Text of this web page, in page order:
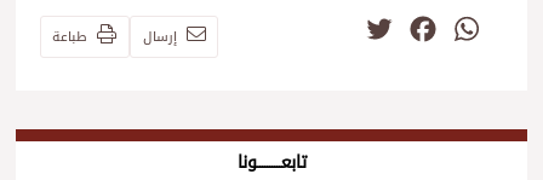
WhatsApp
Facebook إرسال طباعة
تابعــــــــــونا